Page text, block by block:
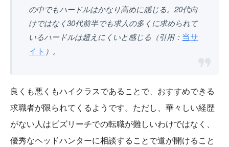
の中でもハードルはかなり高めに感じる。20代向
けではなく30代前半でも求人の多くに求められて
いるハードルは超えにくいと感じる（引用： 当サ
イト ）。
良くも悪くもハイクラスであることで、おすすめできる
求職者が限られてくるようです。ただし、華々しい経歴
がない人はビズリーチでの転職が難しいわけではなく、
優秀なヘッドハンターに相談することで道が開けること